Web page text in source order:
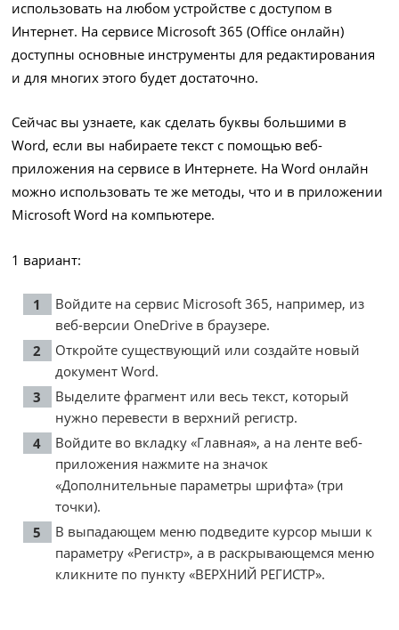
использовать на любом устройстве с доступом в
Интернет. На сервисе Microsoft 365 (Office онлайн)
доступны основные инструменты для редактирования
и для многих этого будет достаточно.
Сейчас вы узнаете, как сделать буквы большими в
Word, если вы набираете текст с помощью веб-
приложения на сервисе в Интернете. На Word онлайн
можно использовать те же методы, что и в приложении
Microsoft Word на компьютере.
1 вариант:
Войдите на сервис Microsoft 365, например, из
веб-версии OneDrive в браузере.
Откройте существующий или создайте новый
документ Word.
Выделите фрагмент или весь текст, который
нужно перевести в верхний регистр.
Войдите во вкладку «Главная», а на ленте веб-
приложения нажмите на значок
«Дополнительные параметры шрифта» (три
точки).
В выпадающем меню подведите курсор мыши к
параметру «Регистр», а в раскрывающемся меню
кликните по пункту «ВЕРХНИЙ РЕГИСТР».